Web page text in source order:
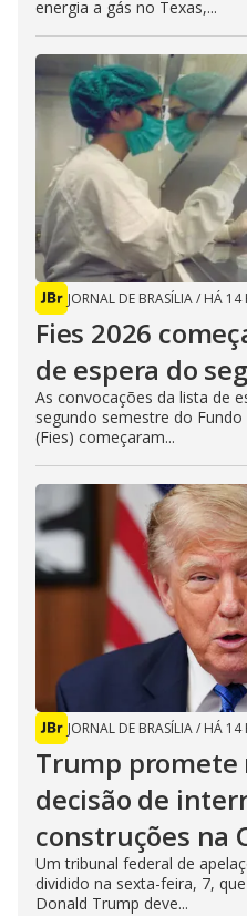
energia a gás no Texas,...
JORNAL DE BRASÍLIA/ HÁ 14
Fies 2026
de espera do
As convocações da lista de
segundo semestre do
(Fies) começaram...
JORNAL DE BRASÍLIA/ HÁ 14
Trump promete
decisão de
construções na
Um tribunal federal de
dividido na sexta-feira, 7,
Donald Trump deve...